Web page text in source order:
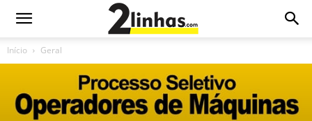
Início Geral